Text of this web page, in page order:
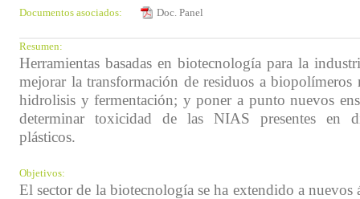
Documentos asociados: Doc. Panel
Resumen:
Herramientas basadas en biotecnología para la
mejorar la transformación de residuos a biopolímeros
hidrolisis y fermentación; y poner a punto nuevos
determinar toxicidad de las NIAS presentes en
plásticos.
Objetivos:
El sector de la biotecnología se ha extendido a nuevos